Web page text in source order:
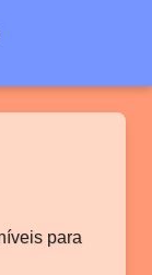
para